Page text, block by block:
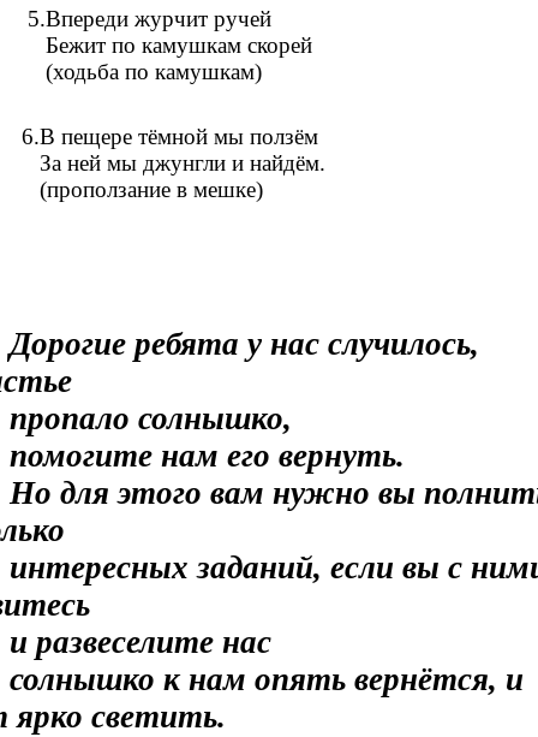
5.Впереди журчит ручей
Бежит по камушкам скорей
(ходьба по камушкам)
6.В пещере тёмной мы ползём
За ней мы джунгли и найдём.
(проползание в мешке)
Дорогие ребята у нас случилось,
пропало солнышко,
помогите нам его вернуть.
Но для этого вам нужно вы
интересных заданий, если вы с
и развеселите нас
солнышко к нам опять вернётся, и
ярко светить.